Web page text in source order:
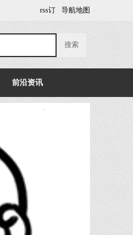
rss订 导航地图
前沿资讯